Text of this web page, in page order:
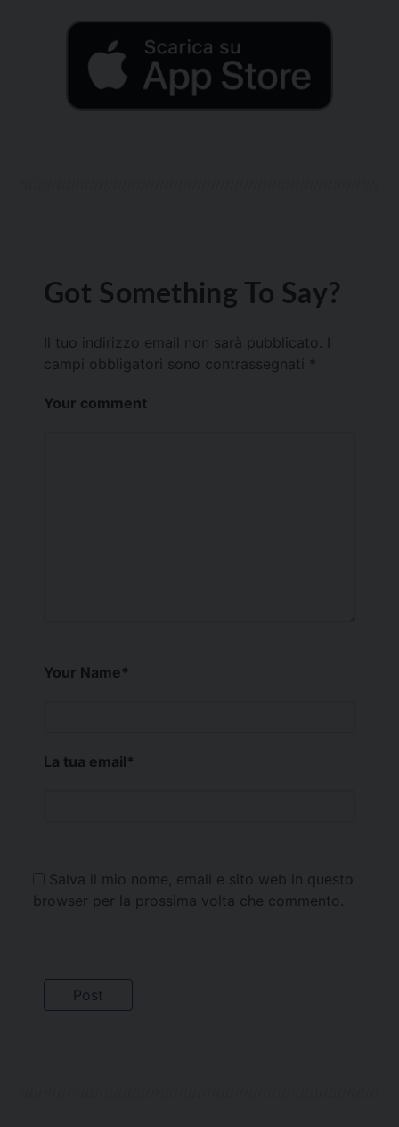
Got Something To Say?
Il tuo indirizzo email non sarà pubblicato.
campi obbligatori sono contrassegnati *
Your comment
Your Name*
La tua email*
Salva il mio nome, email e sito web in questo
browser per la prossima volta che commento.